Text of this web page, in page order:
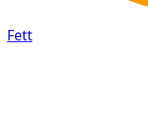
Fett